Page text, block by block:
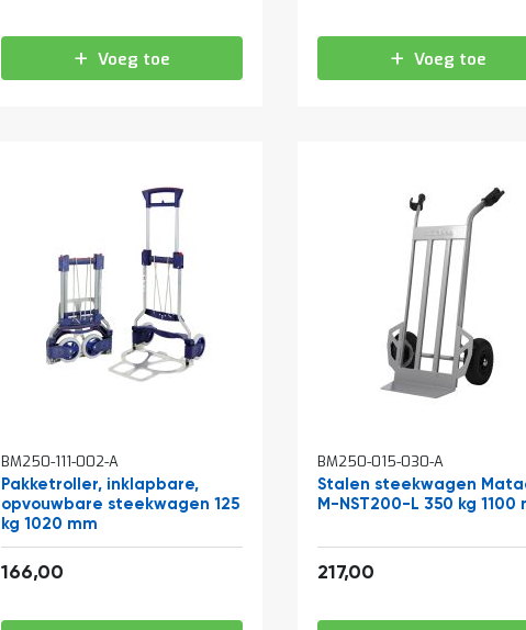
Voeg toe Voeg toe
BM250-111-002-A
Pakketroller, inklapbare,
opvouwbare steekwagen 125
kg 1020 mm
166,00
BM250-015-030-A
Stalen steekwagen
M-NST200-L 350 kg 1100
217,00